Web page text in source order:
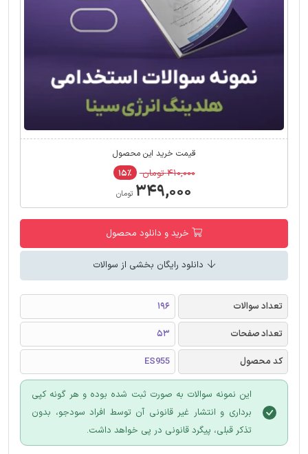
قیمت خرید این محصول
۴۱۰,۰۰۰ تومان ۱۵٪
۳۴۹,۰۰۰ تومان
خرید و دانلود محصول
دانلود رایگان بخشی از سوالات
تعداد سوالات
196
تعداد صفحات
53
کد محصول
ES955
این نمونه سوالات به صورت ثبت شده بوده و هر گونه کپی
برداری و انتشار غیر قانونی آن توسط افراد سودجو، بدون
تذکر قبلی، پیگرد قانونی در پی خواهد داشت.